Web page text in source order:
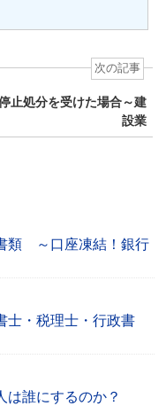
次の記事
止処分を受けた場合～建
設業
類 ～口座凍結！銀行
・税理士・行政書
は誰にするのか？